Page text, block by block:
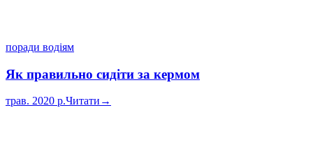
поради водіям
Як правильно сидіти за кермом
трав. 2020 р.Читати →